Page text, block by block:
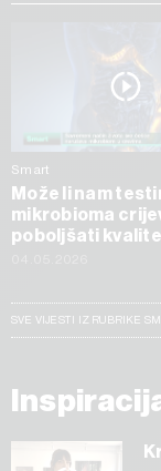
Smart
Može li nam
mikrobioma
poboljšati
SVE VIJESTI IZ RUBRIKE